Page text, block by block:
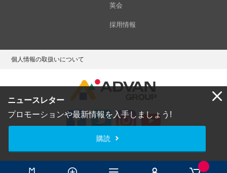
ニュースレター
プロモーションや最新情報を入手しましょう!
購読
英会
採用情報
個人情報の取扱いについて